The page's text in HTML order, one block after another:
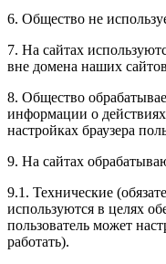
6. Общество не
7. На сайтах
вне домена наших
8. Общество
информации о действиях
настройках браузера
9. На сайтах
9.1. Технические
используются в целях
пользователь может
работать).